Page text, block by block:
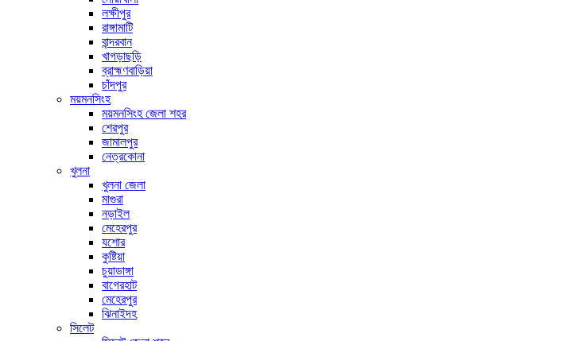
লক্ষীপুর
রাঙ্গামাটি
বান্দরবান
খাগড়াছড়ি
ব্রাহ্মণবাড়িয়া
চাঁদপুর
ময়মনসিংহ
ময়মনসিংহ জেলা শহর
শেরপুর
জামালপুর
নেত্রকোনা
খুলনা
খুলনা জেলা
মাগুরা
নড়াইল
মেহেরপুর
যশোর
কুষ্টিয়া
চুয়াডাঙ্গা
বাগেরহাট
মেহেরপুর
ঝিনাইদহ
সিলেট